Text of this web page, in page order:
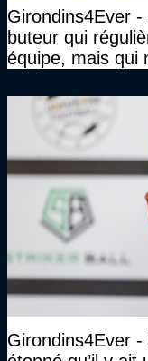
Girondins4Ever -
buteur qui
équipe, mais qui
Girondins4Ever